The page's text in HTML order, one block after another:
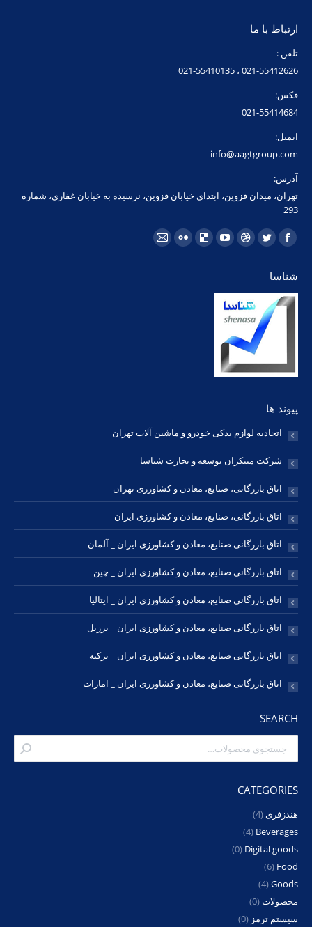
ارتباط با ما
تلفن :
021-55412626 ، 021-55410135
فکس:
021-55414684
ایمیل:
info@aagtgroup.com
آدرس:
تهران، میدان قزوین، ابتدای خیابان قزوین، نرسیده به خیابان غفاری، شماره
293
مارا در اینجا پیدا کنید:
فیسبوک
opens
in
new
window
توئیتر
new
window
Dribbble
in
new
window
یوتیوب
in
new
Delicious
فلیکرایمیل
شناسا
پیوند ها
اتحادیه لوازم یدکی خودرو و ماشین آلات تهران
شرکت مبتکران توسعه و تجارت شناسا
اتاق بازرگانی، صنایع، معادن و کشاورزی تهران
اتاق بازرگانی، صنایع، معادن و کشاورزی ایران
اتاق بازرگانی صنایع، معادن و کشاورزی ایران _ آلمان
اتاق بازرگانی صنایع، معادن و کشاورزی ایران _ چین
اتاق بازرگانی صنایع، معادن و کشاورزی ایران _ ایتالیا
اتاق بازرگانی صنایع، معادن و کشاورزی ایران _ برزیل
اتاق بازرگانی صنایع، معادن و کشاورزی ایران _ ترکیه
اتاق بازرگانی صنایع، معادن و کشاورزی ایران _ امارات
SEARCH
CATEGORIES
هندزفری(4)
Beverages
(4)
Digital goods
(0)
Food
(6)
Goods
(4)
محصولات(0)
سیستم ترمز (0)